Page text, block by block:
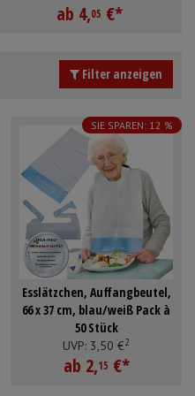
Mundpflege &
ab 4,05 €*
Filter anzeigen
Esslätzchen, Auffangbeutel,
66 x 37 cm, blau/weiß Pack à
50 Stück
UVP: 3,50 €2
ab 2,15 €*
SIE SPAREN: 12 %